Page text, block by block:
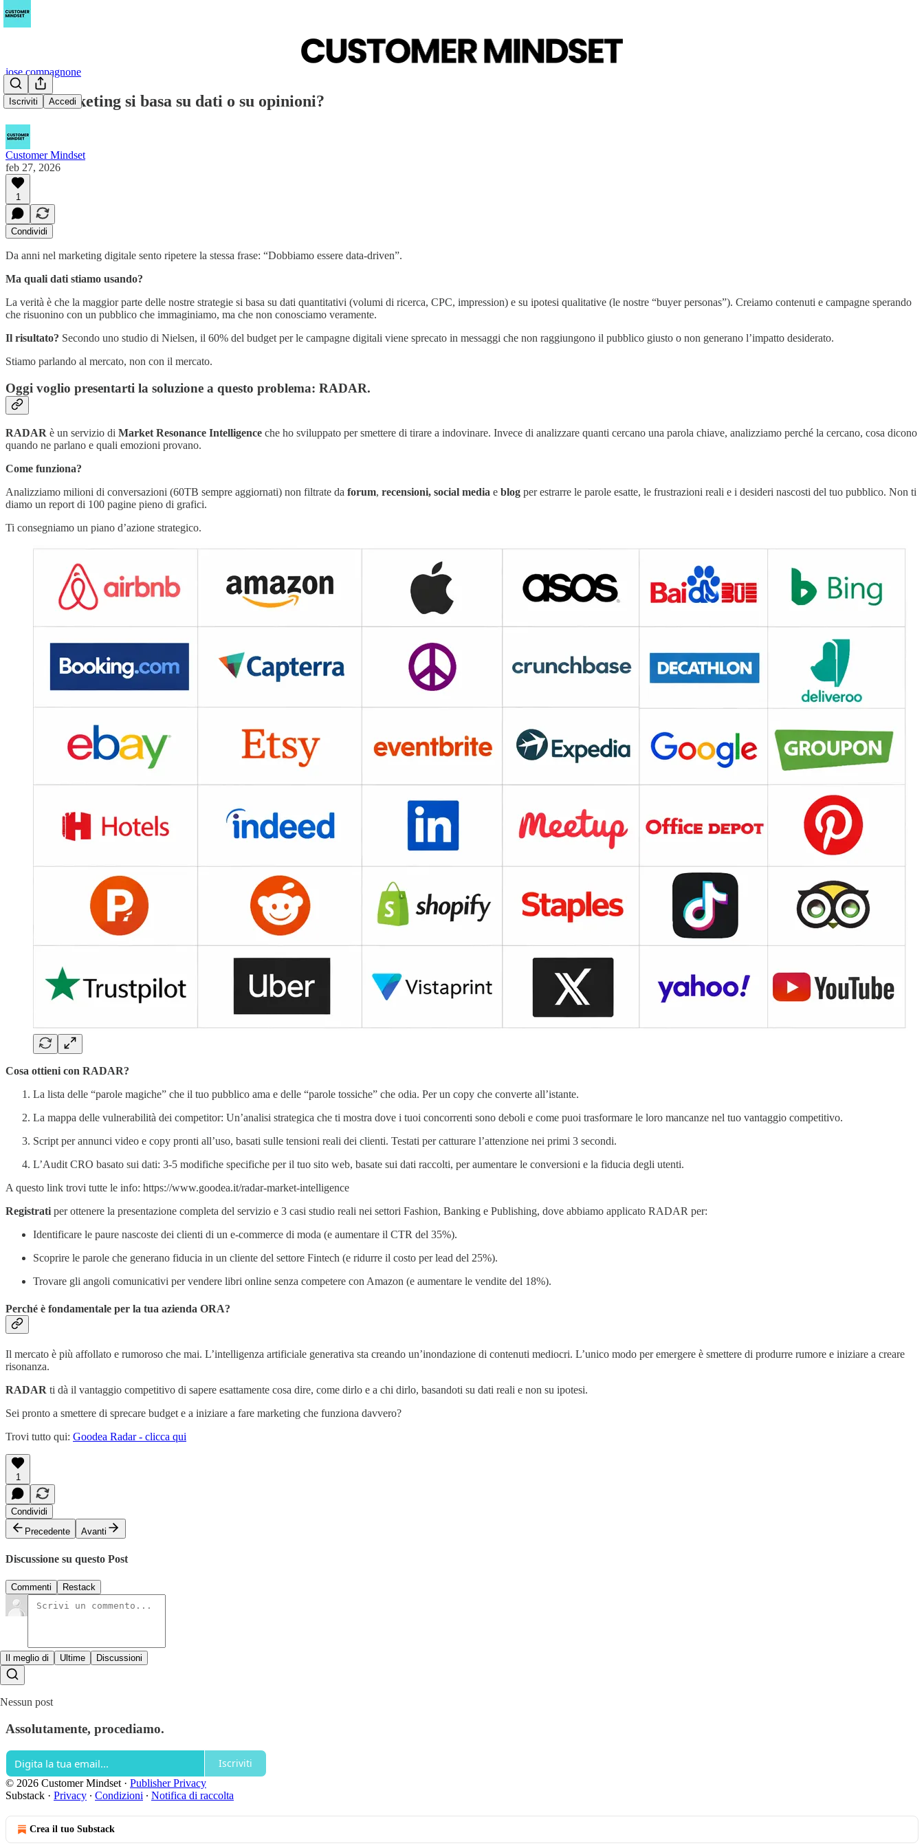
Iscriviti Accedi
jose compagnone
Il tuo marketing si basa su dati o su opinioni?
Customer Mindset
feb 27, 2026
1
Condividi
Da anni nel marketing digitale sento ripetere la stessa frase: “Dobbiamo essere data-driven”.
Ma quali dati stiamo usando?
La verità è che la maggior parte delle nostre strategie si basa su dati quantitativi (volumi di ricerca, CPC, impression) e su ipotesi qualitative (le nostre “buyer personas”). Creiamo contenuti e campagne sperando
che risuonino con un pubblico che immaginiamo, ma che non conosciamo veramente.
Il risultato? Secondo uno studio di Nielsen, il 60% del budget per le campagne digitali viene sprecato in messaggi che non raggiungono il pubblico giusto o non generano l’impatto desiderato.
Stiamo parlando al mercato, non con il mercato.
Oggi voglio presentarti la soluzione a questo problema: RADAR.
RADAR è un servizio di Market Resonance Intelligence che ho sviluppato per smettere di tirare a indovinare. Invece di analizzare quanti cercano una parola chiave, analizziamo perché la cercano, cosa dicono
quando ne parlano e quali emozioni provano.
Come funziona?
Analizziamo milioni di conversazioni (60TB sempre aggiornati) non filtrate da forum, recensioni, social media e blog per estrarre le parole esatte, le frustrazioni reali e i desideri nascosti del tuo pubblico. Non ti
diamo un report di 100 pagine pieno di grafici.
Ti consegniamo un piano d’azione strategico.
Cosa ottieni con RADAR?
La lista delle “parole magiche” che il tuo pubblico ama e delle “parole tossiche” che odia. Per un copy che converte all’istante.
La mappa delle vulnerabilità dei competitor: Un’analisi strategica che ti mostra dove i tuoi concorrenti sono deboli e come puoi trasformare le loro mancanze nel tuo vantaggio competitivo.
Script per annunci video e copy pronti all’uso, basati sulle tensioni reali dei clienti. Testati per catturare l’attenzione nei primi 3 secondi.
L’Audit CRO basato sui dati: 3-5 modifiche specifiche per il tuo sito web, basate sui dati raccolti, per aumentare le conversioni e la fiducia degli utenti.
A questo link trovi tutte le info: https://www.goodea.it/radar-market-intelligence
Registrati per ottenere la presentazione completa del servizio e 3 casi studio reali nei settori Fashion, Banking e Publishing, dove abbiamo applicato RADAR per:
Identificare le paure nascoste dei clienti di un e-commerce di moda (e aumentare il CTR del 35%).
Scoprire le parole che generano fiducia in un cliente del settore Fintech (e ridurre il costo per lead del 25%).
Trovare gli angoli comunicativi per vendere libri online senza competere con Amazon (e aumentare le vendite del 18%).
Perché è fondamentale per la tua azienda ORA?
Il mercato è più affollato e rumoroso che mai. L’intelligenza artificiale generativa sta creando un’inondazione di contenuti mediocri. L’unico modo per emergere è smettere di produrre rumore e iniziare a creare
risonanza.
RADAR ti dà il vantaggio competitivo di sapere esattamente cosa dire, come dirlo e a chi dirlo, basandoti su dati reali e non su ipotesi.
Sei pronto a smettere di sprecare budget e a iniziare a fare marketing che funziona davvero?
Trovi tutto qui: Goodea Radar - clicca qui
1
Condividi
Precedente
Avanti
Discussione su questo Post
Commenti Restack
Il meglio di Ultime Discussioni
Nessun post
Assolutamente, procediamo.
Iscriviti
© 2026 Customer Mindset · Publisher Privacy
Substack · Privacy ∙ Condizioni ∙ Notifica di raccolta
Crea il tuo Substack